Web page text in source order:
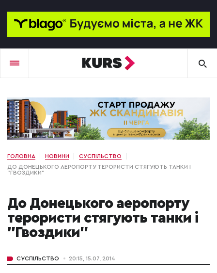
ГОЛОВНА НОВИНИ
СУСПІЛЬСТВО
ДО ДОНЕЦЬКОГО АЕРОПОРТУ ТЕРОРИСТИ СТЯГУЮТЬ ТАНКИ І
"ГВОЗДИКИ"
До Донецького аеропорту
терористи стягують танки і
"Гвоздики"
СУСПІЛЬСТВО 20:15, 15.07, 2014